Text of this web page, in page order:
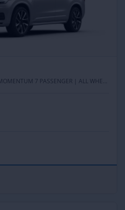
7 PASSENGER | ALL WHEEL DRIVE